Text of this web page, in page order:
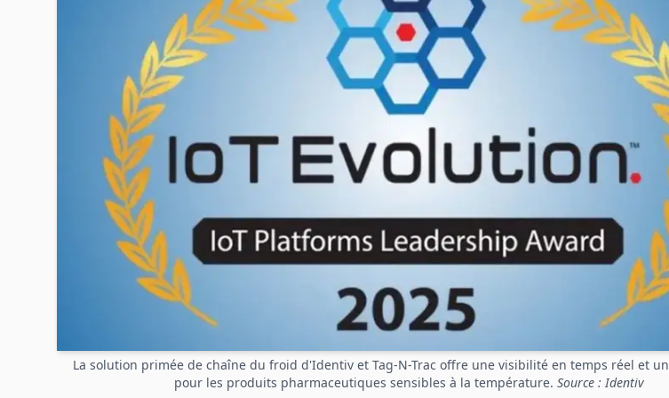
La solution primée de chaîne du froid d'Identiv et Tag-N-Trac offre une visibilité en temps réel et
pour les produits pharmaceutiques sensibles à la température. Source : Identiv